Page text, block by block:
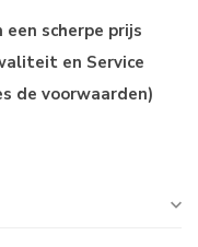
scherpe prijs
en Service
de voorwaarden)